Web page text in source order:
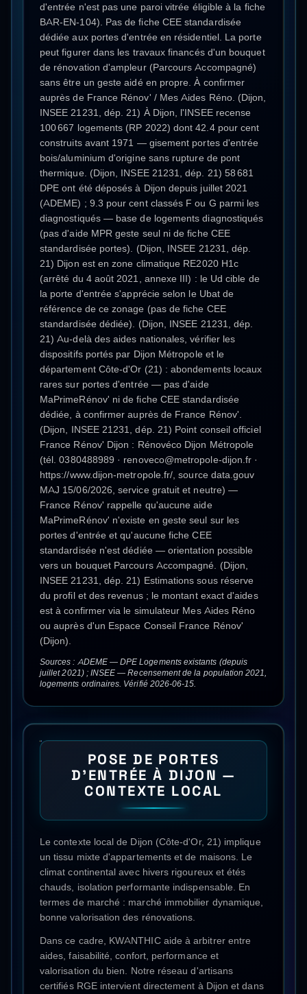
d'entrée n'est pas une paroi vitrée éligible à la fiche
BAR-EN-104). Pas de fiche CEE standardisée
dédiée aux portes d'entrée en résidentiel. La porte
peut figurer dans les travaux financés d'un bouquet
de rénovation d'ampleur (Parcours Accompagné)
sans être un geste aidé en propre. À confirmer
auprès de France Rénov' / Mes Aides Réno. (Dijon,
INSEE 21231, dép. 21) À Dijon, l'INSEE recense
100 667 logements (RP 2022) dont 42.4 pour cent
construits avant 1971 — gisement portes d'entrée
bois/aluminium d'origine sans rupture de pont
thermique. (Dijon, INSEE 21231, dép. 21) 58 681
DPE ont été déposés à Dijon depuis juillet 2021
(ADEME) ; 9.3 pour cent classés F ou G parmi les
diagnostiqués — base de logements diagnostiqués
(pas d'aide MPR geste seul ni de fiche CEE
standardisée portes). (Dijon, INSEE 21231, dép.
21) Dijon est en zone climatique RE2020 H1c
(arrêté du 4 août 2021, annexe III) : le Ud cible de
la porte d'entrée s'apprécie selon le Ubat de
référence de ce zonage (pas de fiche CEE
standardisée dédiée). (Dijon, INSEE 21231, dép.
21) Au-delà des aides nationales, vérifier les
dispositifs portés par Dijon Métropole et le
département Côte-d'Or (21) : abondements locaux
rares sur portes d'entrée — pas d'aide
MaPrimeRénov' ni de fiche CEE standardisée
dédiée, à confirmer auprès de France Rénov'.
(Dijon, INSEE 21231, dép. 21) Point conseil officiel
France Rénov' Dijon : Rénovéco Dijon Métropole
(tél. 0380488989 · renoveco@metropole-dijon.fr ·
https://www.dijon-metropole.fr/, source data.gouv
MAJ 15/06/2026, service gratuit et neutre) —
France Rénov' rappelle qu'aucune aide
MaPrimeRénov' n'existe en geste seul sur les
portes d'entrée et qu'aucune fiche CEE
standardisée n'est dédiée — orientation possible
vers un bouquet Parcours Accompagné. (Dijon,
INSEE 21231, dép. 21) Estimations sous réserve
du profil et des revenus ; le montant exact d'aides
est à confirmer via le simulateur Mes Aides Réno
ou auprès d'un Espace Conseil France Rénov'
(Dijon).
Sources : ADEME — DPE Logements existants (depuis
juillet 2021) ; INSEE — Recensement de la population 2021,
logements ordinaires. Vérifié 2026-06-15.
POSE DE PORTES
D'ENTRÉE À DIJON —
CONTEXTE LOCAL
Le contexte local de Dijon (Côte-d'Or, 21) implique
un tissu mixte d'appartements et de maisons. Le
climat continental avec hivers rigoureux et étés
chauds, isolation performante indispensable. En
termes de marché : marché immobilier dynamique,
bonne valorisation des rénovations.
Dans ce cadre, KWANTHIC aide à arbitrer entre
aides, faisabilité, confort, performance et
valorisation du bien. Notre réseau d'artisans
certifiés RGE intervient directement à Dijon et dans